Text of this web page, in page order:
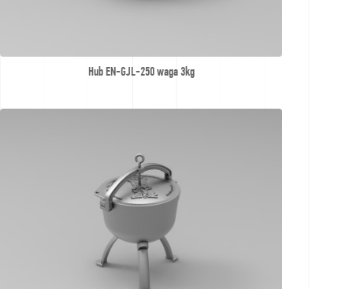
предложениямHub EN-GJL-250 waga 3kg